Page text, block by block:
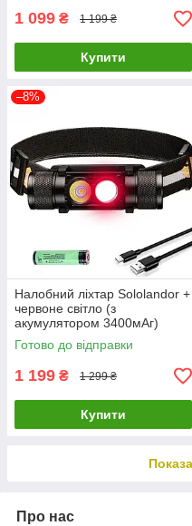
1 099 ₴ 1 199 ₴
Купити
–8%
Налобний ліхтар Sololandor +
червоне світло (з
акумулятором 3400мАг)
Готово до відправки
1 199 ₴ 1 299 ₴
Купити
Про нас